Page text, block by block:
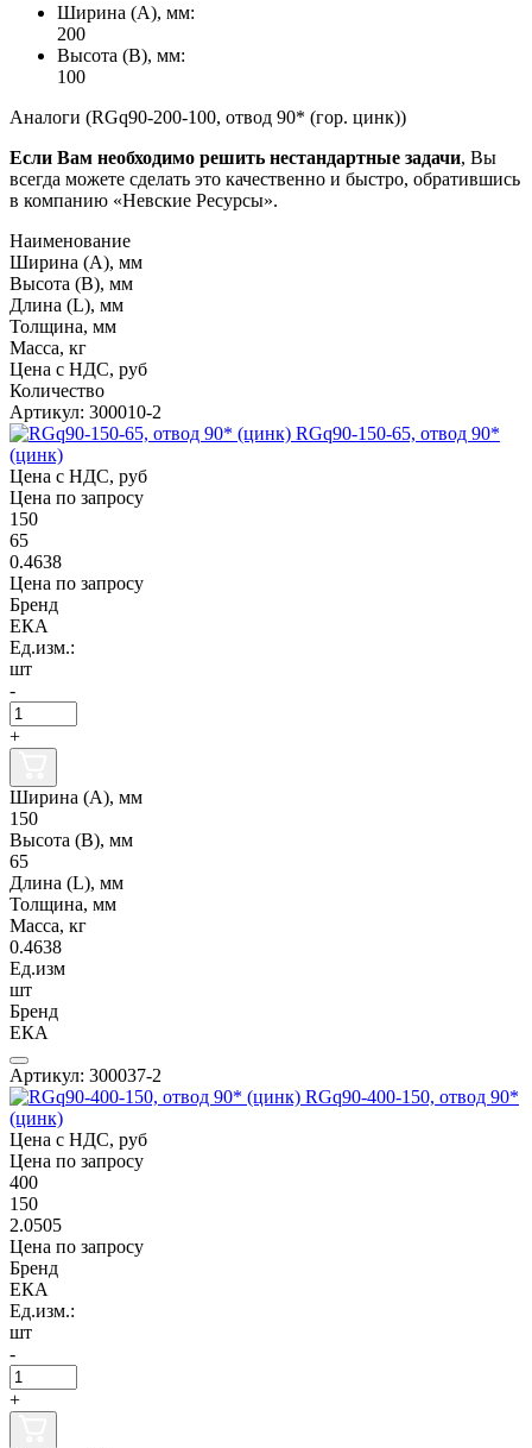
Ширина (А), мм:
200
Высота (В), мм:
100
Аналоги (RGq90-200-100, отвод 90* (гор. цинк))
Если Вам необходимо решить нестандартные задачи, Вы
всегда можете сделать это качественно и быстро, обратившись
в компанию «Невские Ресурсы».
Наименование
Ширина (А), мм
Высота (В), мм
Длина (L), мм
Толщина, мм
Масса, кг
Цена с НДС, руб
Количество
Артикул: 300010-2
RGq90-150-65, отвод 90*
(цинк)
Цена с НДС, руб
Цена по запросу
150
65
0.4638
Цена по запросу
Бренд
ЕКА
Ед.изм.:
шт
-
+
Ширина (А), мм
150
Высота (В), мм
65
Длина (L), мм
Толщина, мм
Масса, кг
0.4638
Ед.изм
шт
Бренд
ЕКА
Артикул: 300037-2
RGq90-400-150, отвод 90*
(цинк)
Цена с НДС, руб
Цена по запросу
400
150
2.0505
Цена по запросу
Бренд
ЕКА
Ед.изм.:
шт
-
+